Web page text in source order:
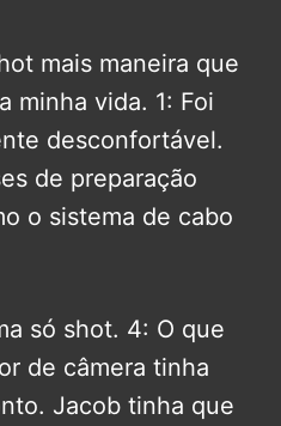
mais maneira que
minha vida. 1: Foi
desconfortável.
de preparação
o sistema de cabo
só shot. 4: O que
de câmera tinha
Jacob tinha que